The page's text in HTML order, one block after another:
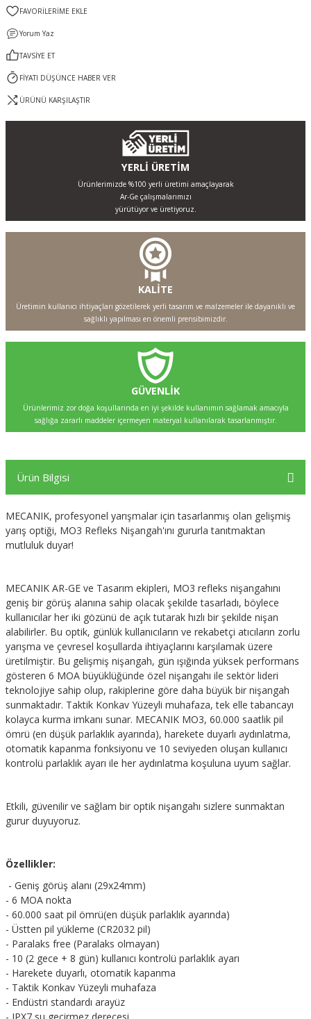
Yorum Yaz
TAVSİYE ET
FİYATI DÜŞÜNCE HABER VER
ÜRÜNÜ KARŞILAŞTIR
YERLİ ÜRETİM
Ürünlerimizde %100 yerli üretimi amaçlayarak
Ar-Ge çalışmalarımızı
yürütüyor ve üretiyoruz.
KALİTE
Üretimin kullanıcı ihtiyaçları gözetilerek yerli tasarım ve malzemeler ile dayanıklı ve
sağlıklı yapılması en önemli prensibimizdir.
GÜVENLİK
Ürünlerimiz zor doğa koşullarında en iyi şekilde kullanımın sağlamak amacıyla
sağlığa zararlı maddeler içermeyen materyal kullanılarak tasarlanmıştır.
Ürün Bilgisi
MECANIK, profesyonel yarışmalar için tasarlanmış olan gelişmiş
yarış optiği, MO3 Refleks Nişangah'ını gururla tanıtmaktan
mutluluk duyar!
MECANIK AR-GE ve Tasarım ekipleri, MO3 refleks nişangahını
geniş bir görüş alanına sahip olacak şekilde tasarladı, böylece
kullanıcılar her iki gözünü de açık tutarak hızlı bir şekilde nişan
alabilirler. Bu optik, günlük kullanıcıların ve rekabetçi atıcıların zorlu
yarışma ve çevresel koşullarda ihtiyaçlarını karşılamak üzere
üretilmiştir. Bu gelişmiş nişangah, gün ışığında yüksek performans
gösteren 6 MOA büyüklüğünde özel nişangahı ile sektör lideri
teknolojiye sahip olup, rakiplerine göre daha büyük bir nişangah
sunmaktadır. Taktik Konkav Yüzeyli muhafaza, tek elle tabancayı
kolayca kurma imkanı sunar. MECANIK MO3, 60.000 saatlik pil
ömrü (en düşük parlaklık ayarında), harekete duyarlı aydınlatma,
otomatik kapanma fonksiyonu ve 10 seviyeden oluşan kullanıcı
kontrolü parlaklık ayarı ile her aydınlatma koşuluna uyum sağlar.
Etkili, güvenilir ve sağlam bir optik nişangahı sizlere sunmaktan
gurur duyuyoruz.
Özellikler:
- Geniş görüş alanı (29x24mm)
- 6 MOA nokta
- 60.000 saat pil ömrü(en düşük parlaklık ayarında)
- Üstten pil yükleme (CR2032 pil)
- Paralaks free (Paralaks olmayan)
- 10 (2 gece + 8 gün) kullanıcı kontrolü parlaklık ayarı
- Harekete duyarlı, otomatik kapanma
- Taktik Konkav Yüzeyli muhafaza
- Endüstri standardı arayüz